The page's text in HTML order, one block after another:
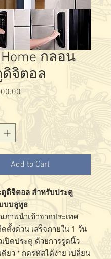
กลอน
จิตอล
Add to Cart
ดิจิตอล สำหรับประตู
บบลูทูธ
าพนำเข้าจากประเทศ
ดตั้งด่วน เสร็จภายใน 1 วัน
ปิดประตู ด้วยการรูดนิ้ว
ดียว * กดรหัสได้ง่าย เปลี่ยน